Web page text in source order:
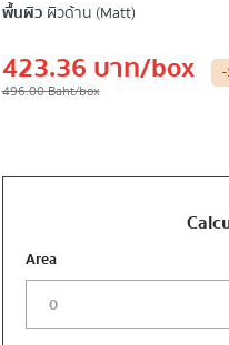
พื้นผิวผิวด้าน (Matt)
423.36 บาท/box
496.00Baht/box
Area